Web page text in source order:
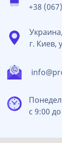
+38
г. Киев,
с 9:00